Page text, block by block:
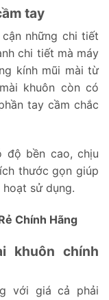
tay
những chi tiết
chi tiết mà máy
kính mũi mài từ
khuôn còn có
tay cầm chắc
độ bền cao, chịu
thước gọn giúp
sử dụng.
Chính Hãng
khuôn chính
với giá cả phải